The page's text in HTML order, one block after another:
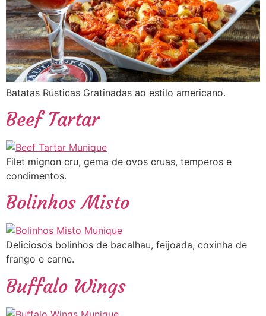
Batatas Rústicas Gratinadas ao estilo americano.
Beef Tartar
Filet mignon cru, gema de ovos cruas, temperos e
condimentos.
Bolinhos Misto
Deliciosos bolinhos de bacalhau, feijoada, coxinha de
frango e carne.
Buffalo Wings